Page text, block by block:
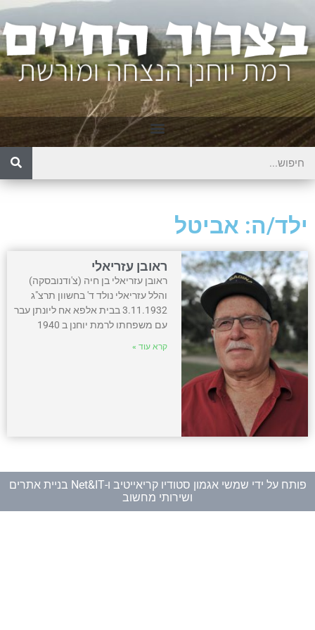
ילד/ה: אביטל
ראובן עזריאלי
ראובן עזריאלי בן חיה (צ'ודנובסקה)
והלל עזריאלי נולד ד' בחשוון תרצ"ג
3.11.1932 בבית אלפא אח ליונתן עבר
עם משפחתו לרמת יוחנן ב 1940
קרא עוד »
פותח על ידי שמשי אגמון סטודיו קריאייטיב ו-
Net&IT בניית אתרים
ושירותי מחשוב